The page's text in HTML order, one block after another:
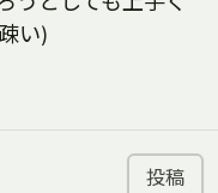
い)
投稿